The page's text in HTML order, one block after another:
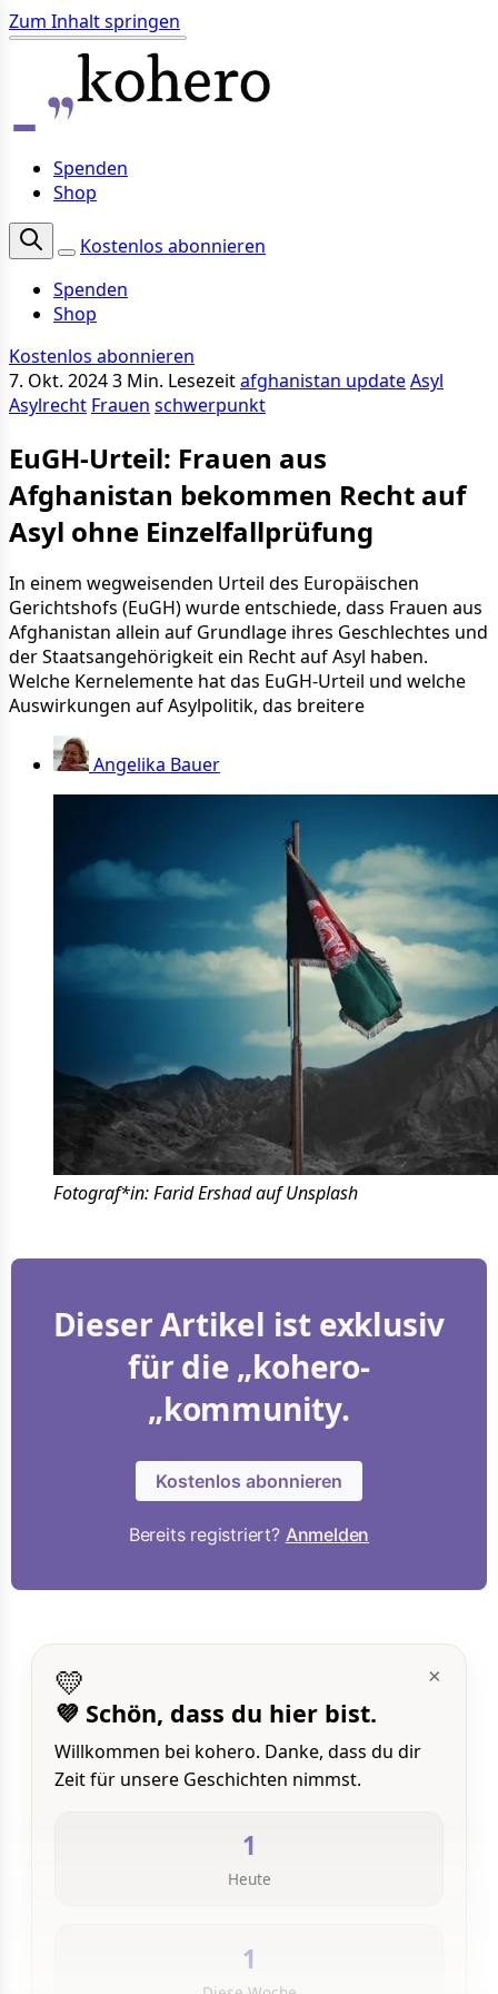
Zum Inhalt springen
Spenden
Shop
Kostenlos abonnieren
Spenden
Shop
Kostenlos abonnieren
7. Okt. 20243 Min. Lesezeitafghanistan updateAsyl
Asylrecht Frauen schwerpunkt
EuGH-Urteil: Frauen aus
Afghanistan bekommen Recht auf
Asyl ohne Einzelfallprüfung
In einem wegweisenden Urteil des Europäischen
Gerichtshofs (EuGH) wurde entschiede, dass Frauen aus
Afghanistan allein auf Grundlage ihres Geschlechtes und
der Staatsangehörigkeit ein Recht auf Asyl haben.
Welche Kernelemente hat das EuGH-Urteil und welche
Auswirkungen auf Asylpolitik, das breitere
Angelika Bauer
Fotograf*in: Farid Ershad auf Unsplash
Dieser Artikel ist exklusiv
für die „kohero-
„kommunity.
Kostenlos abonnieren
Bereits registriert? Anmelden
×
💛
💜 Schön, dass du hier bist.
Willkommen bei kohero. Danke, dass du dir
Zeit für unsere Geschichten nimmst.
1
Heute
1